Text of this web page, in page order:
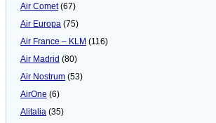
Air Comet(67)
Air Europa (75)
Air France – KLM (116)
Air Madrid (80)
Air Nostrum (53)
AirOne (6)
Alitalia (35)